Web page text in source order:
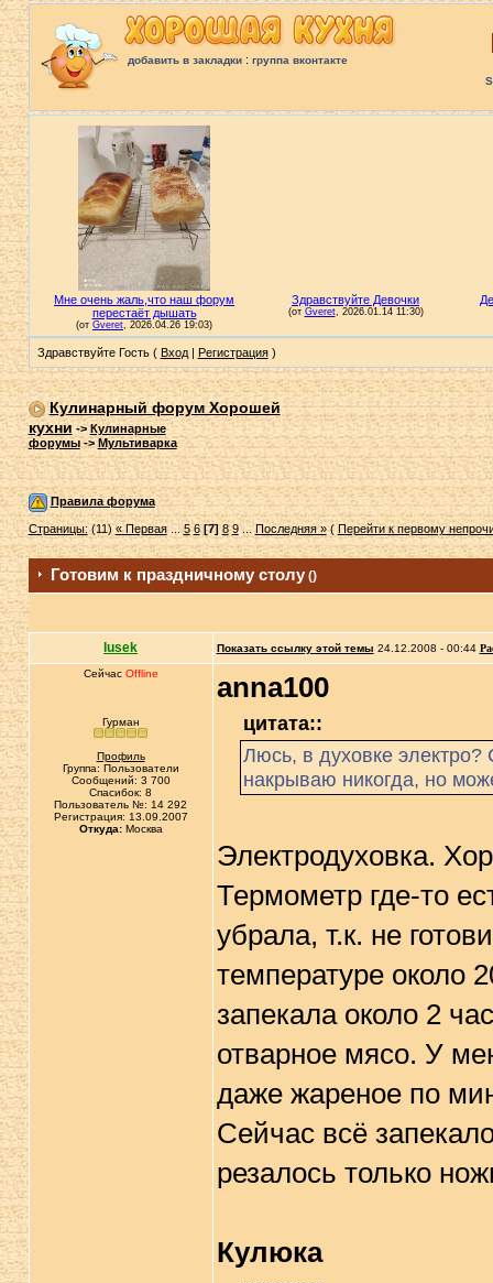
добавить в закладки: группа вконтакте
Здравствуйте Гость ( Вход| Регистрация)
Кулинарный форум Хорошей
кухни->Кулинарные
форумы->Мультиварка
Правила форума
Страницы:(11)« Первая...5 6 [7] 8 9...Последняя »( Перейти к первому
Готовим к праздничному столу()
lusek Показать ссылку этой темы 24.12.2008 - 00:44
Сейчас Offline
Гурман
Профиль
Группа: Пользователи
Сообщений: 3 700
Спасибок: 8
Пользователь №: 14 292
Регистрация: 13.09.2007
Откуда:Москва
anna100
цитата::
Люсь, в духовке электро?
накрываю никогда, но
Электродуховка.
Термометр где-то
убрала, т.к. не
температуре около
запекала около 2
отварное мясо. У
даже жареное по
Сейчас всё
резалось только
Кулюка